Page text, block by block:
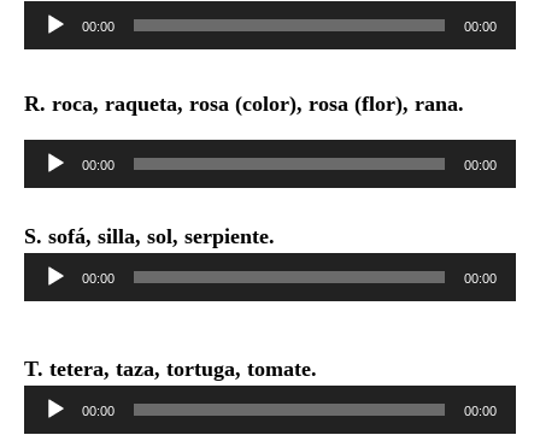
Reproductor
de
00:00 00:00
R. roca, raqueta, rosa (color), rosa (flor), rana.
Reproductor
00:00 00:00
S. sofá, silla, sol, serpiente.
Reproductor
de
00:00 00:00
T. tetera, taza, tortuga, tomate.
Reproductor
00:00 00:00